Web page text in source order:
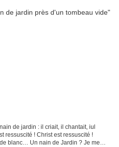
de jardin : il criait, il chantait, iul
ressuscité ! Christ est ressuscité !
blanc… Un nain de Jardin ? Je me